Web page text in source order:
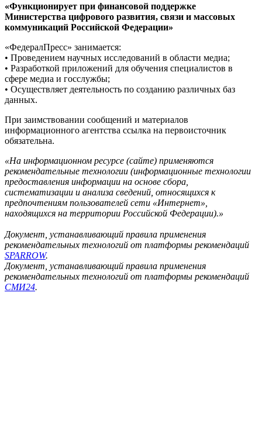
«Функционирует при финансовой поддержке
Министерства цифрового развития, связи и массовых
коммуникаций Российской Федерации»
«ФедералПресс» занимается:
• Проведением научных исследований в области медиа;
• Разработкой приложений для обучения специалистов в
сфере медиа и госслужбы;
• Осуществляет деятельность по созданию различных баз
данных.
При заимствовании сообщений и материалов
информационного агентства ссылка на первоисточник
обязательна.
«На информационном ресурсе (сайте) применяются
рекомендательные технологии (информационные технологии
предоставления информации на основе сбора,
систематизации и анализа сведений, относящихся к
предпочтениям пользователей сети «Интернет»,
находящихся на территории Российской Федерации).»
Документ, устанавливающий правила применения
рекомендательных технологий от платформы рекомендаций
SPARROW.
Документ, устанавливающий правила применения
рекомендательных технологий от платформы рекомендаций
СМИ24.